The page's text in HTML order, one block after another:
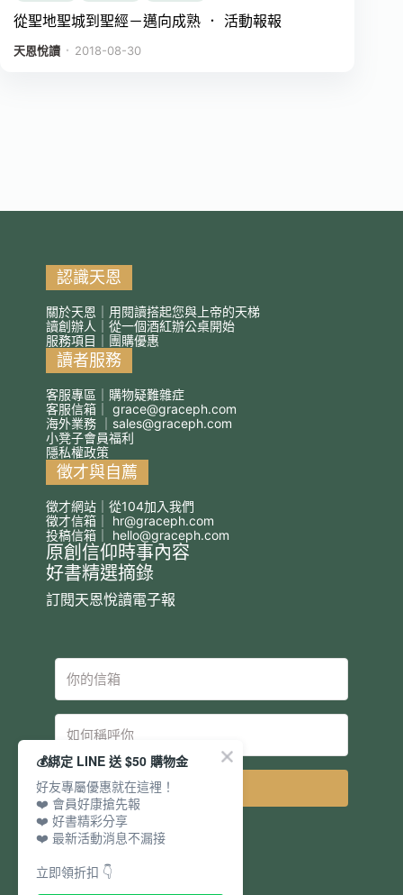
從聖地聖城到聖經－邁向成熟 ． 活動報報
天恩悅讀 ． 2018-08-30
認識天恩
關於天恩｜用閱讀搭起您與上帝的天梯
讀創辦人｜從一個酒紅辦公桌開始
服務項目｜團購優惠
讀者服務
客服專區｜購物疑難雜症
客服信箱｜ grace@graceph.com
海外業務 ｜ sales@graceph.com
小凳子會員福利
隱私權政策
徵才與自薦
徵才網站｜從104加入我們
徵才信箱｜ hr@graceph.com
投稿信箱｜ hello@graceph.com
原創信仰時事內容
好書精選摘錄
訂閱天恩悅讀電子報
💰綁定 LINE 送 $50 購物金
好友專屬優惠就在這裡！
❤️ 會員好康搶先報
❤️ 好書精彩分享
❤️ 最新活動消息不漏接
立即領折扣 👇